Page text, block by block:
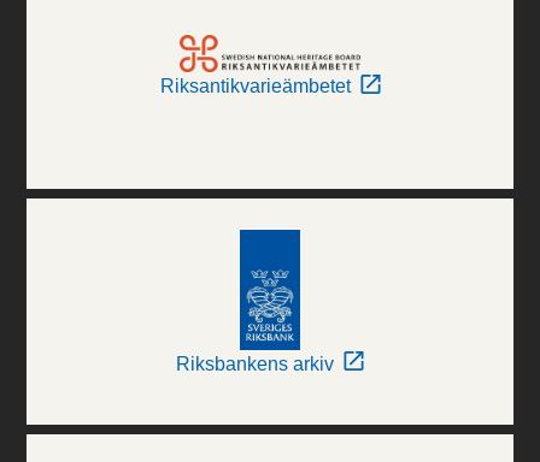
Riksantikvarieämbetet
Riksbankens arkiv